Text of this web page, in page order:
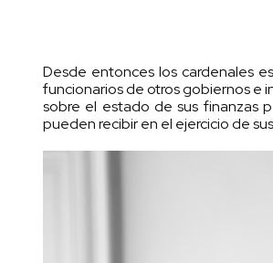
Desde entonces los cardenales
funcionarios de otros gobiernos e
sobre el estado de sus finanzas
pueden recibir en el ejercicio de